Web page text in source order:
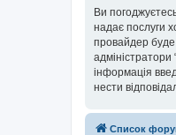
Ви
надає послуги
провайдер буде
інформація
нести
Список